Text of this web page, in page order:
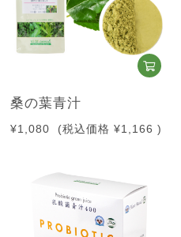
桑の葉青汁
¥1,080 (税込価格 ¥1,166 )